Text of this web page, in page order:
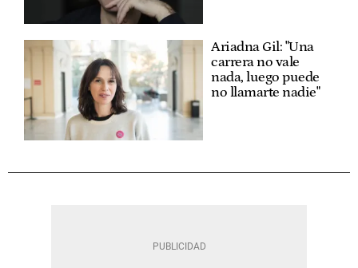
Ariadna Gil: "Una
carrera no vale
nada, luego puede
no llamarte nadie"